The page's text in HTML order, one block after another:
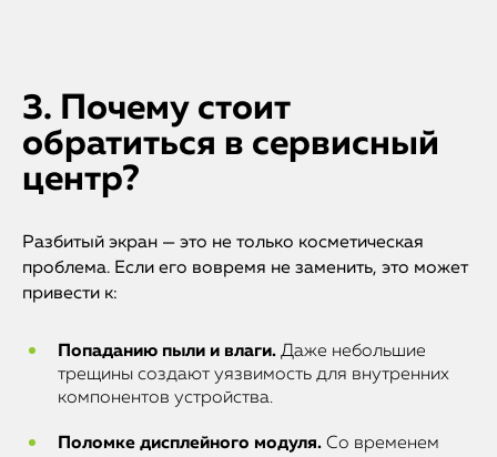
3. Почему стоит
обратиться в сервисный
центр?
Разбитый экран — это не только косметическая
проблема. Если его вовремя не заменить, это может
привести к:
Попаданию пыли и влаги. Даже небольшие
трещины создают уязвимость для внутренних
компонентов устройства.
Поломке дисплейного модуля. Со временем